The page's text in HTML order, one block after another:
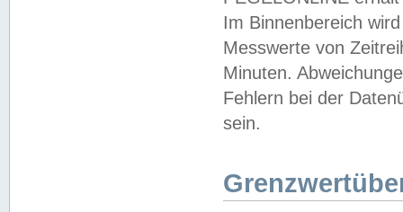
Im Binnenbereich
Messwerte von
Minuten.
Fehlern bei der
sein.